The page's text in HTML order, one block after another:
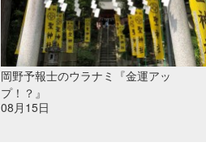
岡野予報士のウラナミ『金運アッ
プ！？』
08月15日